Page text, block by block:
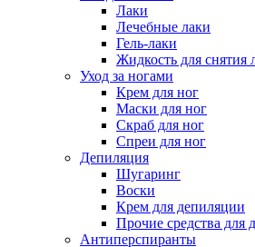
Лаки
Лечебные лаки
Гель-лаки
Жидкость для снятия
Уход за ногами
Крем для ног
Маски для ног
Скраб для ног
Спреи для ног
Депиляция
Шугаринг
Воски
Крем для депиляции
Прочие средства для
Антиперспиранты